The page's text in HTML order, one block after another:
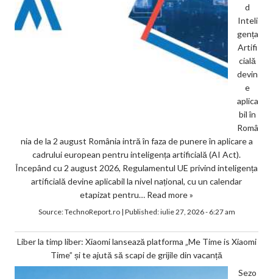
d
Inteli
gența
Artifi
cială
devin
e
aplica
bil în
Româ
nia de la 2 august România intră în faza de punere în aplicare a
cadrului european pentru inteligența artificială (AI Act).
Începând cu 2 august 2026, Regulamentul UE privind inteligența
artificială devine aplicabil la nivel național, cu un calendar
etapizat pentru… Read more »
Source:TechnoReport.ro| Published:iulie 27, 2026 - 6:27 am
Liber la timp liber: Xiaomi lansează platforma „Me Time is Xiaomi
Time” și te ajută să scapi de grijile din vacanță
Sezo